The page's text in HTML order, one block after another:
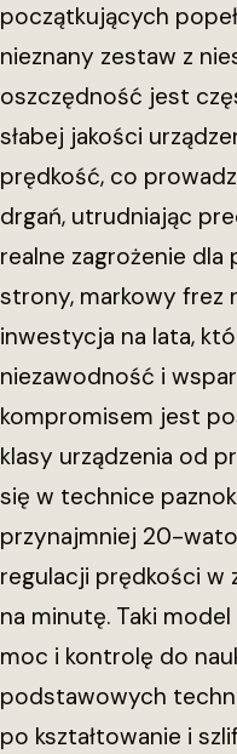
początkujących
nieznany zestaw z
oszczędność jest
słabej jakości
prędkość, co
drgań, utrudniając
realne zagrożenie dla
strony, markowy frez
inwestycja na lata,
niezawodność i
kompromisem jest
klasy urządzenia od
się w technice
przynajmniej 20-
regulacji prędkości
na minutę. Taki
moc i kontrolę do
podstawowych
po kształtowanie i